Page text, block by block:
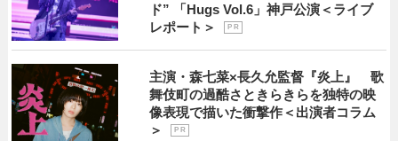
ド” 「Hugs Vol.6」神戸公演＜ライブ
レポート＞
P R
主演・森七菜×長久允監督『炎上』 歌
舞伎町の過酷さときらきらを独特の映
像表現で描いた衝撃作＜出演者コラム
＞
P R